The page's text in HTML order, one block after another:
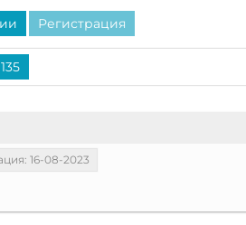
Регистрация
135
16-08-2023